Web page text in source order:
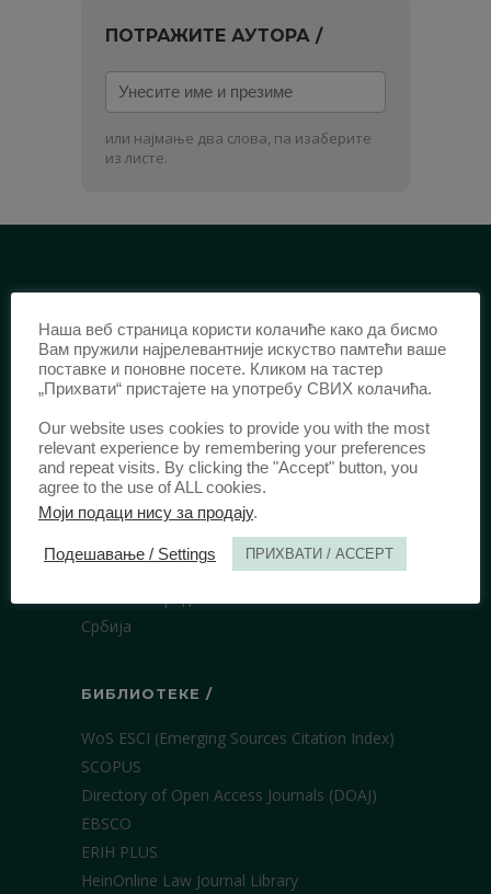
ПОТРАЖИТЕ АУТОРА /
Унесите
име
и
презиме
или најмање два слова, па изаберите
из листе.
ISSN:0003-2565(Штампано издање)
еISSN:2406-2693(Онлајн издање)
DOI: 10.51204/Anali_PFBU_1906
ИЗДАВАЧ /
Правни факултет Универзитета у
Булевар краља Александра 67
Србија
БИБЛИОТЕКЕ /
WoS ESCI (Emerging Sources Citation Index)
SCOPUS
Directory of Open Access Journals (DOAJ)
EBSCO
ERIH PLUS
HeinOnline Law Journal Library
Наша веб страница користи колачиће како да бисмо
Вам пружили најрелевантније искуство памтећи ваше
поставке и поновне посете. Кликом на тастер
„Прихвати“ пристајете на употребу СВИХ колачића.
Our website uses cookies to provide you with the most
relevant experience by remembering your preferences
and repeat visits. By clicking the "Accept" button, you
agree to the use of ALL cookies.
Моји подаци нису за продају.
Подешавање / Settings ПРИХВАТИ / ACCEPT